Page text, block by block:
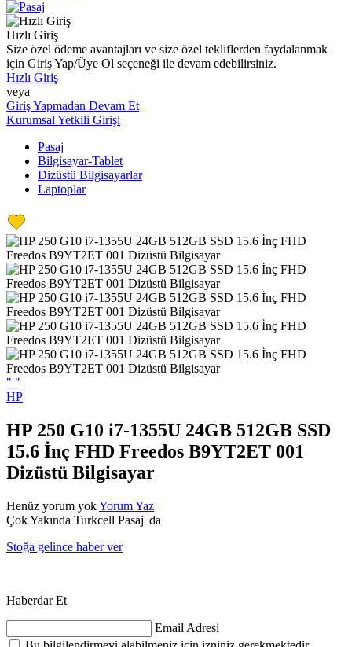
Hızlı Giriş
Size özel ödeme avantajları ve size özel tekliflerden faydalanmak
için Giriş Yap/Üye Ol seçeneği ile devam edebilirsiniz.
Hızlı Giriş
veya
Giriş Yapmadan Devam Et
Kurumsal Yetkili Girişi
Pasaj
Bilgisayar-Tablet
Dizüstü Bilgisayarlar
Laptoplar
" "
HP
HP 250 G10 i7-1355U 24GB 512GB SSD
15.6 İnç FHD Freedos B9YT2ET 001
Dizüstü Bilgisayar
Henüz yorum yokYorum Yaz
Çok Yakında Turkcell Pasaj' da
Stoğa gelince haber ver
Haberdar Et
Email Adresi